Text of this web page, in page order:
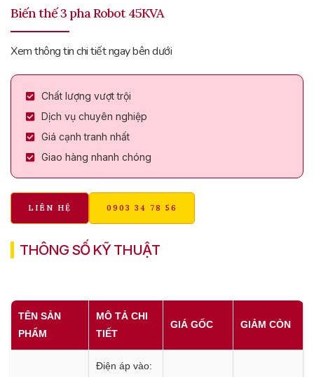
Biến thế 3 pha Robot 45KVA
Xem thông tin chi tiết ngay bên dưới
Chất lượng vượt trội
Dịch vụ chuyên nghiệp
Giá cạnh tranh nhất
Giao hàng nhanh chóng
LIÊN HỆ 0903 34 78 56
THÔNG SỐ KỸ THUẬT
TÊN SẢN
PHẨM
MÔ TẢ CHI
TIẾT
GIÁ GỐC GIẢM CÒN
Điện áp vào: